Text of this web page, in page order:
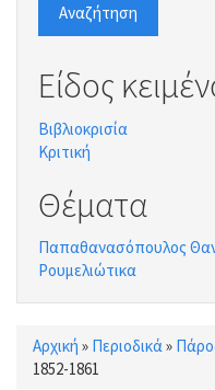
Αναζήτηση
Είδος
Βιβλιοκρισία
Κριτική
Θέματα
Παπαθανασόπουλος
Ρουμελιώτικα
Είστε εδώ
Αρχική » Περιοδικά»
1852-1861